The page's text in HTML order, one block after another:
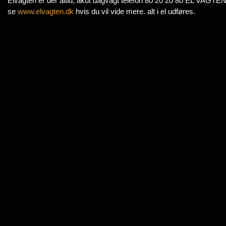
se www.elvagten.dk hvis du vil vide mere. alt i el udføres.